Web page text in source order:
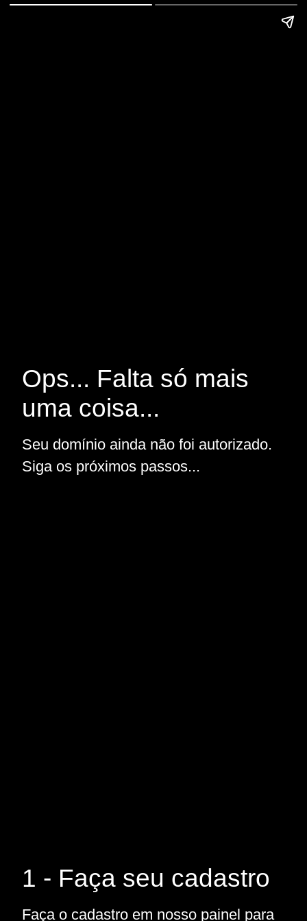
Ops... Falta só mais
uma coisa...
Seu domínio ainda não foi autorizado.
Siga os próximos passos...
1 - Faça seu cadastro
Faça o cadastro em nosso painel para